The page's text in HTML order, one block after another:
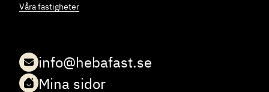
Felanmälan och störningsjour
Våra fastigheter
info@hebafast.se
Mina sidor